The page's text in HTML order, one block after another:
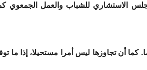
الاستشاري للشباب والعمل الجمعوي
كما أن تجاوزها ليس أمرا مستحيلا، إذا ما